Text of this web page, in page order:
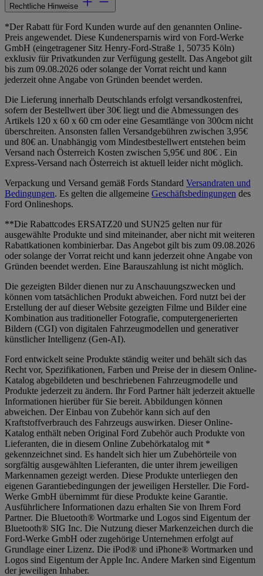
Rechtliche Hinweise
*Der Rabatt für Ford Kunden wurde auf den genannten Online-
Preis angewendet. Diese Kundenersparnis wird von Ford-Werke
GmbH (eingetragener Sitz Henry-Ford-Straße 1, 50735 Köln)
exklusiv für Privatkunden zur Verfügung gestellt. Das Angebot gilt
bis zum 09.08.2026 oder solange der Vorrat reicht und kann
jederzeit ohne Angabe von Gründen beendet werden.
Die Lieferung innerhalb Deutschlands erfolgt versandkostenfrei,
sofern der Bestellwert über 30€ liegt und die Abmessungen des
Artikels 120 x 60 x 60 cm oder eine Gesamtlänge von 300cm nicht
überschreiten. Ansonsten fallen Versandgebühren zwischen 3,95€
und 80€ an. Unabhängig vom Mindestbestellwert entstehen beim
Versand nach Österreich Kosten zwischen 5,95€ und 80€ . Ein
Express-Versand nach Österreich ist aktuell leider nicht möglich.
Verpackung und Versand gemäß Fords Standard Versandraten und
Bedingungen. Es gelten die allgemeine Geschäftsbedingungen des
Ford Onlineshops.
**Die Rabattcodes ERSATZ20 und SUN25 gelten nur für
ausgewählte Produkte und sind miteinander, aber nicht mit weiteren
Rabattkationen kombinierbar. Das Angebot gilt bis zum 09.08.2026
oder solange der Vorrat reicht und kann jederzeit ohne Angabe von
Gründen beendet werden. Eine Barauszahlung ist nicht möglich.
Die gezeigten Bilder dienen nur zu Anschauungszwecken und
können vom tatsächlichen Produkt abweichen. Ford nutzt bei der
Erstellung der auf dieser Website gezeigten Filme und Bilder eine
Kombination aus traditioneller Fotografie, computergenerierten
Bildern (CGI) von digitalen Fahrzeugmodellen und generativer
künstlicher Intelligenz (Gen-AI).
Ford entwickelt seine Produkte ständig weiter und behält sich das
Recht vor, Spezifikationen, Farben und Preise der in diesem Online-
Katalog abgebildeten und beschriebenen Fahrzeugmodelle und
Produkte jederzeit zu ändern. Ihr Ford Partner hält jederzeit aktuelle
Informationen hierüber für Sie bereit. Abbildungen können
abweichen. Der Einbau von Zubehör kann sich auf den
Kraftstoffverbrauch des Fahrzeugs auswirken. Dieser Online-
Katalog enthält neben Original Ford Zubehör auch Produkte von
Lieferanten, die in diesem Online Zubehörkatalog mit *
gekennzeichnet sind. Es handelt sich hier um Zubehörteile von
sorgfältig ausgewählten Lieferanten, die unter ihrem jeweiligen
Markennamen gezeigt werden. Diese Produkte unterliegen den
eigenen Garantiebedingungen der jeweiligen Hersteller. Die Ford-
Werke GmbH übernimmt für diese Produkte keine Garantie.
Ausführlichere Informationen dazu erhalten Sie von Ihrem Ford
Partner. Die Bluetooth® Wortmarke und Logos sind Eigentum der
Bluetooth® SIG Inc. Die Nutzung dieser Markenzeichen durch die
Ford-Werke GmbH oder zugehörige Unternehmen erfolgt auf
Grundlage einer Lizenz. Die iPod® und iPhone® Wortmarken und
Logos sind Eigentum der Apple Inc. Andere Marken sind Eigentum
der jeweiligen Inhaber.